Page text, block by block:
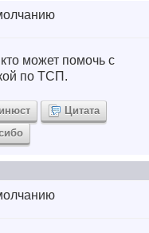
может помочь с
по ТСП.
Цитата